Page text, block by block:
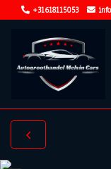
+31618115053